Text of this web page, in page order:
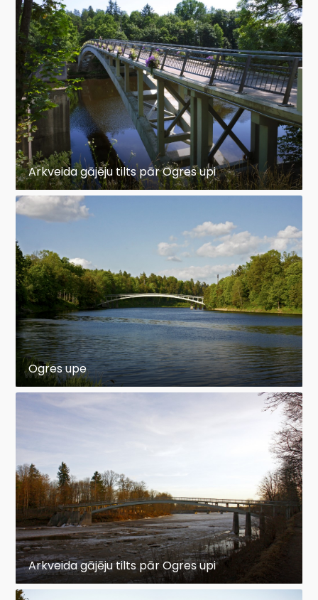
Arkveida gājēju tilts pār Ogres upi
Ogres upe
Arkveida gājēju tilts pār Ogres upi